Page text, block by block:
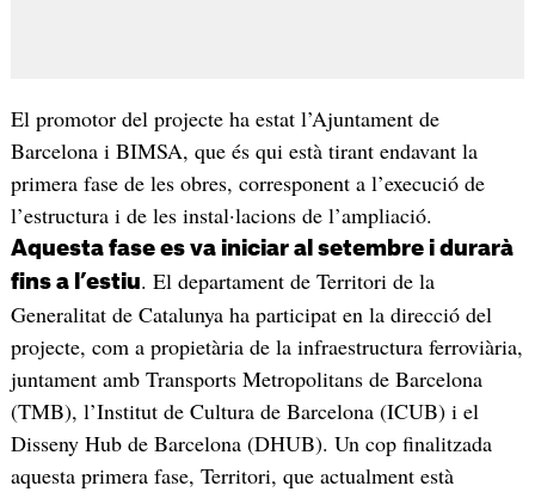
El promotor del projecte ha estat l’Ajuntament de
Barcelona i BIMSA, que és qui està tirant endavant la
primera fase de les obres, corresponent a l’execució de
l’estructura i de les instal·lacions de l’ampliació.
Aquesta fase es va iniciar al setembre i durarà
fins a l’estiu. El departament de Territori de la
Generalitat de Catalunya ha participat en la direcció del
projecte, com a propietària de la infraestructura ferroviària,
juntament amb Transports Metropolitans de Barcelona
(TMB), l’Institut de Cultura de Barcelona (ICUB) i el
Disseny Hub de Barcelona (DHUB). Un cop finalitzada
aquesta primera fase, Territori, que actualment està